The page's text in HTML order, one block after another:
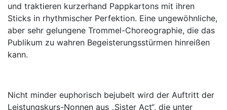
und traktieren kurzerhand Pappkartons mit ihren
Sticks in rhythmischer Perfektion. Eine ungewöhnliche,
aber sehr gelungene Trommel-Choreographie, die das
Publikum zu wahren Begeisterungsstürmen hinreißen
kann.
Nicht minder euphorisch bejubelt wird der Auftritt der
Leistungskurs-Nonnen aus „Sister Act“, die unter